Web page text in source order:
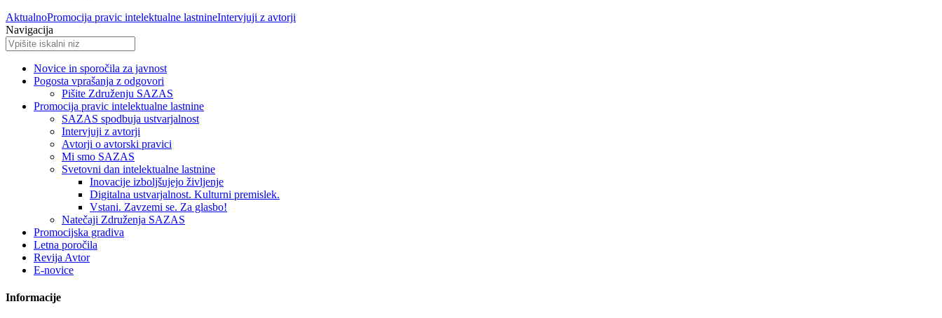
AktualnoPromocija pravic intelektualne lastnineIntervjuji z avtorji
Navigacija
Novice in sporočila za javnost
Pogosta vprašanja z odgovori
Pišite Združenju SAZAS
Promocija pravic intelektualne lastnine
SAZAS spodbuja ustvarjalnost
Intervjuji z avtorji
Avtorji o avtorski pravici
Mi smo SAZAS
Svetovni dan intelektualne lastnine
Inovacije izboljšujejo življenje
Digitalna ustvarjalnost. Kulturni premislek.
Vstani. Zavzemi se. Za glasbo!
Natečaji Združenja SAZAS
Promocijska gradiva
Letna poročila
Revija Avtor
E-novice
Informacije